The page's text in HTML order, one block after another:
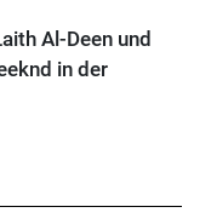
Al-Deen und
in der